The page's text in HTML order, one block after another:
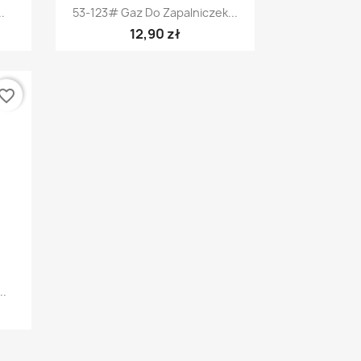
Szybki podgląd
53-123# Gaz Do Zapalniczek...
12,90 zł